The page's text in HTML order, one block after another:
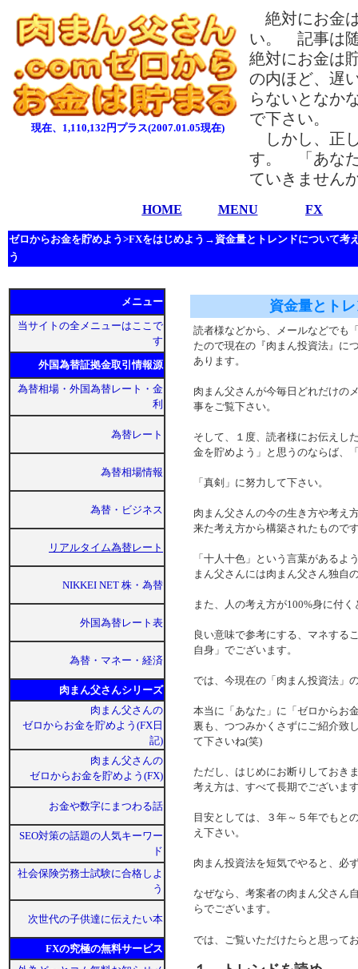
現在、1,110,132円プラス(2007.01.05現在)
絶対にお金
い。 記事は随
絶対にお金は
の内ほど、遅
らないとなか
で下さい。
しかし、正
す。 「あなた
ていきません
HOME MENU FX
ゼロからお金を貯めよう>FXをはじめよう→資金量とトレンドについて考
う
メニュー
当サイトの全メニューはここで
す
外国為替証拠金取引情報源
為替相場・外国為替レート・金
利
為替レート
為替相場情報
為替・ビジネス
リアルタイム為替レート
NIKKEI NET 株・為替
外国為替レート表
為替・マネー・経済
肉まん父さんシリーズ
肉まん父さんの
ゼロからお金を貯めよう(FX日
記)
肉まん父さんの
ゼロからお金を貯めよう(FX)
お金や数字にまつわる話
SEO対策の話題の人気キーワー
ド
社会保険労務士試験に合格しよ
う
次世代の子供達に伝えたい本
FXの究極の無料サービス
資金量とト
読者様などから、メールなどでも
たので現在の『肉まん投資法』に
あります。
肉まん父さんが今毎日どれだけの
事をご覧下さい。
そして、１度、読者様にお伝えし
金を貯めよう」と思うのならば、
「真剣」に努力して下さい。
肉まん父さんの今の生き方や考え
来た考え方から構築されたもので
「十人十色」という言葉があるよ
まん父さんには肉まん父さん独自
また、人の考え方が100%身に付
良い意味で参考にする、マネする
自身」でございます。
では、今現在の「肉まん投資法
本当に「あなた」に「ゼロからお
裏も、つつみかくさずにご紹介致
て下さいね(笑)
ただし、はじめにお断りしておき
考え方は、すべて長期でございま
目安としては、３年～５年でもと
え下さい。
肉まん投資法を短気でやると、必
なぜなら、考案者の肉まん父さん
らでございます。
では、ご覧いただけたらと思って